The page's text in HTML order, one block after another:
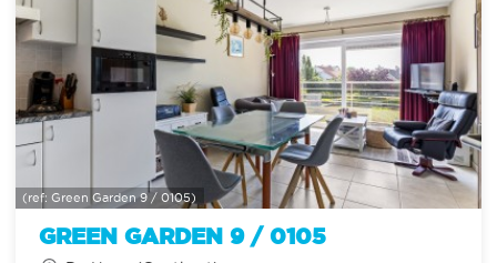
GREEN GARDEN 9 / 0105
(ref: Green Garden 9 / 0105)